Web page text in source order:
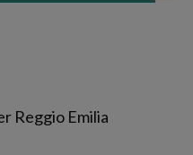
Reggio Emilia